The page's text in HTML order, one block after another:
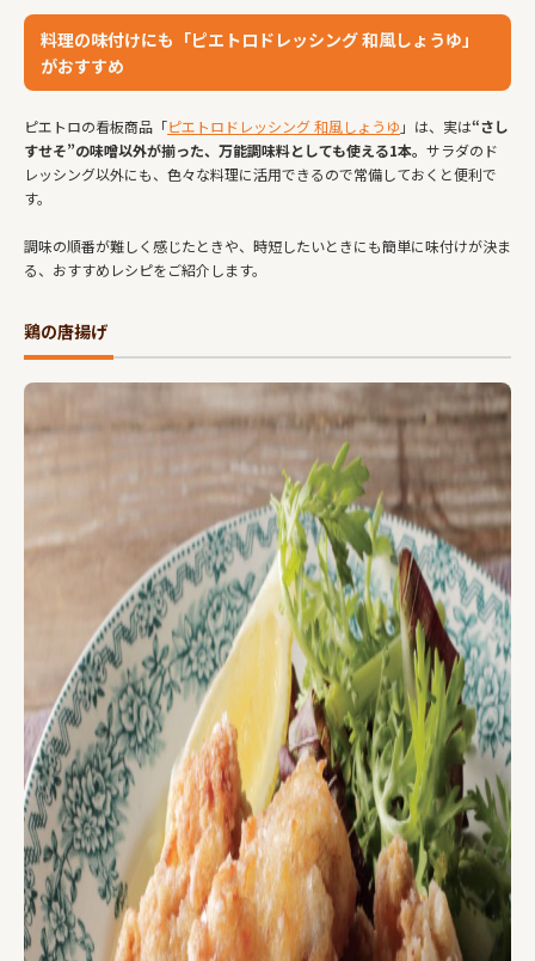
料理の味付けにも「ピエトロドレッシング 和風しょうゆ」
がおすすめ
ピエトロの看板商品「ピエトロドレッシング 和風しょうゆ 」は、実は“さし
すせそ”の味噌以外が揃った、万能調味料としても使える1本。 サラダのド
レッシング以外にも、色々な料理に活用できるので常備しておくと便利で
す。
調味の順番が難しく感じたときや、時短したいときにも簡単に味付けが決ま
る、おすすめレシピをご紹介します。
鶏の唐揚げ